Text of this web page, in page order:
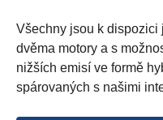
Všechny jsou k dispozici
dvěma motory a s
nižších emisí ve formě
spárovaných s našimi